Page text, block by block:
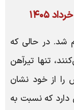
در حالی که
تنها تیرآهن
از خود نشان
که نسبت به